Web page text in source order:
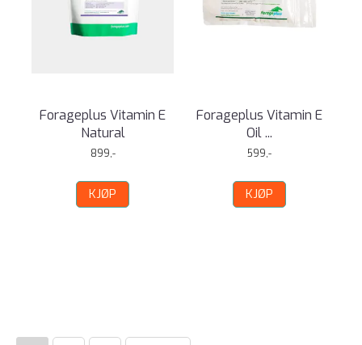
Forageplus Vitamin E
Natural
899,-
KJØP
Forageplus Vitamin E
Oil ...
599,-
KJØP